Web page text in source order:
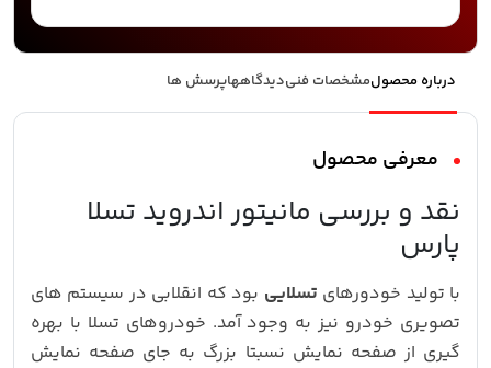
درباره محصولمشخصات فنیدیدگاههاپرسش ها
معرفی محصول
نقد و بررسی مانیتور اندروید تسلا
پارس
با تولید خودورهای تسلایی بود که انقلابی در سیستم های
تصویری خودرو نیز به وجود آمد. خودروهای تسلا با بهره
گیری از صفحه نمایش نسبتا بزرگ به جای صفحه نمایش